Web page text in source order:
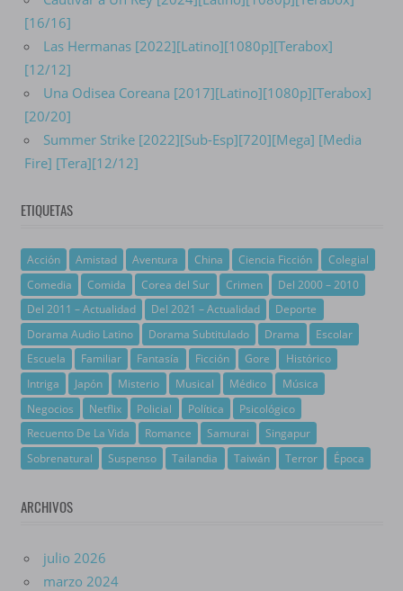
[16/16]
Las Hermanas [2022][Latino][1080p][Terabox]
[12/12]
Una Odisea Coreana [2017][Latino][1080p][Terabox]
[20/20]
Summer Strike [2022][Sub-Esp][720][Mega] [Media
Fire] [Tera][12/12]
ETIQUETAS
Acción Amistad Aventura China Ciencia Ficción
Colegial
Comedia
Comida Corea del Sur Crimen
Del 2000 – 2010
Del 2011 – Actualidad
Del 2021 – Actualidad
Deporte
Dorama Audio Latino
Dorama Subtitulado Drama
Escolar
Escuela
Familiar Fantasía Ficción Gore
Histórico
Intriga
Japón Misterio Musical Médico
Música
Negocios
Netflix Policial Política
Psicológico
Recuento De La Vida
Romance Samurai
Singapur
Sobrenatural
Suspenso Tailandia Taiwán Terror Época
ARCHIVOS
julio 2026
marzo 2024